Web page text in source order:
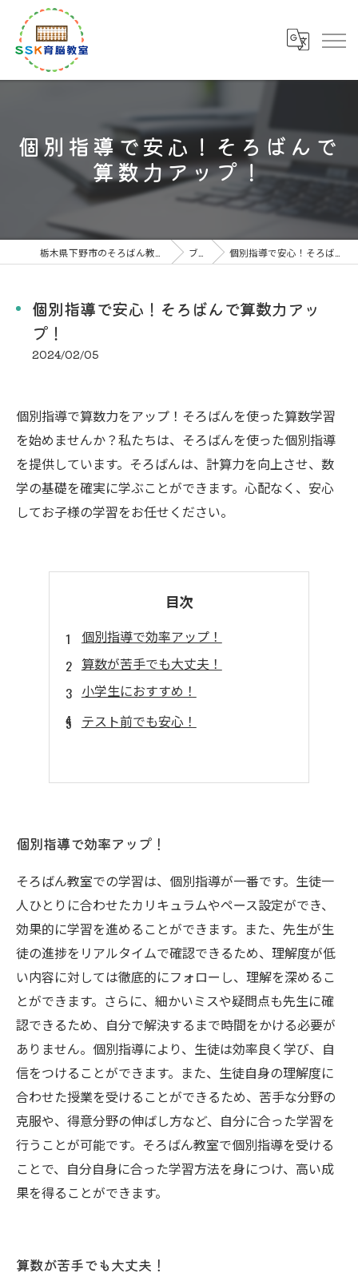
個別指導で安心！そろばんで
算数力アップ！
ブログ 個別指導で安心！そろばんで算数力アップ！
個別指導で安心！そろばんで算数力アッ
プ！
2024/02/05
個別指導で算数力をアップ！そろばんを使った算数学習
を始めませんか？私たちは、そろばんを使った個別指導
を提供しています。そろばんは、計算力を向上させ、数
学の基礎を確実に学ぶことができます。心配なく、安心
してお子様の学習をお任せください。
目次
個別指導で効率アップ！
算数が苦手でも大丈夫！
小学生におすすめ！
テスト前でも安心！
個別指導で効率アップ！
そろばん教室での学習は、個別指導が一番です。生徒一
人ひとりに合わせたカリキュラムやペース設定ができ、
効果的に学習を進めることができます。また、先生が生
徒の進捗をリアルタイムで確認できるため、理解度が低
い内容に対しては徹底的にフォローし、理解を深めるこ
とができます。さらに、細かいミスや疑問点も先生に確
認できるため、自分で解決するまで時間をかける必要が
ありません。個別指導により、生徒は効率良く学び、自
信をつけることができます。また、生徒自身の理解度に
合わせた授業を受けることができるため、苦手な分野の
克服や、得意分野の伸ばし方など、自分に合った学習を
行うことが可能です。そろばん教室で個別指導を受ける
ことで、自分自身に合った学習方法を身につけ、高い成
果を得ることができます。
算数が苦手でも大丈夫！